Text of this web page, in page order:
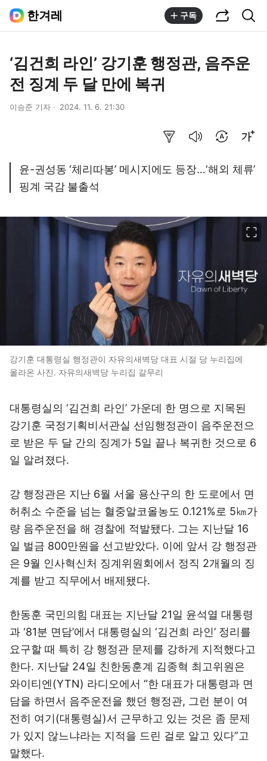
한겨레 구독
‘김건희 라인’ 강기훈 행정관, 음주운
전 징계 두 달 만에 복귀
이승준 기자 2024. 11. 6. 21:30
윤-권성동 ‘체리따봉’ 메시지에도 등장…‘해외 체류’
핑계 국감 불출석
강기훈 대통령실 행정관이 자유의새벽당 대표 시절 당 누리집에
올라온 사진. 자유의새벽당 누리집 갈무리
대통령실의 ‘김건희 라인’ 가운데 한 명으로 지목된
강기훈 국정기획비서관실 선임행정관이 음주운전으
로 받은 두 달 간의 징계가 5일 끝나 복귀한 것으로 6
일 알려졌다.
강 행정관은 지난 6월 서울 용산구의 한 도로에서 면
허취소 수준을 넘는 혈중알코올농도 0.121%로 5㎞가
량 음주운전을 해 경찰에 적발됐다. 그는 지난달 16
일 벌금 800만원을 선고받았다. 이에 앞서 강 행정관
은 9월 인사혁신처 징계위원회에서 정직 2개월의 징
계를 받고 직무에서 배제됐다.
한동훈 국민의힘 대표는 지난달 21일 윤석열 대통령
과 ‘81분 면담’에서 대통령실의 ‘김건희 라인’ 정리를
요구할 때 특히 강 행정관 문제를 강하게 지적했다고
한다. 지난달 24일 친한동훈계 김종혁 최고위원은
와이티엔(YTN) 라디오에서 “한 대표가 대통령과 면
담을 하면서 음주운전을 했던 행정관, 그런 분이 여
전히 여기(대통령실)서 근무하고 있는 것은 좀 문제
가 있지 않느냐라는 지적을 드린 걸로 알고 있다”고
말했다.